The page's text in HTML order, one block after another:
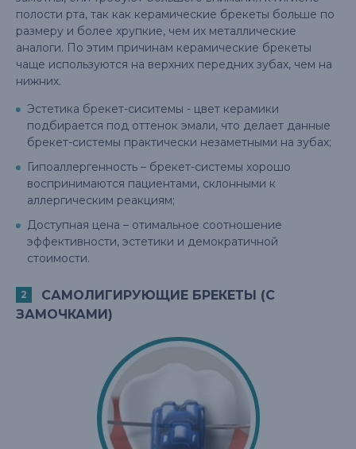
полости рта, так как керамические брекеты больше по
размеру и более хрупкие, чем их металлические
аналоги. По этим причинам керамические брекеты
чаще используются на верхних передних зубах, чем на
нижних.
Эстетика брекет-сиситемы - цвет керамики
подбирается под оттенок эмали, что делает данные
брекет-системы практически незаметными на зубах;
Гипоаллергенность – брекет-системы хорошо
воспринимаются пациентами, склонными к
аллергическим реакциям;
Доступная цена – отимальное соотношение
эффективности, эстетики и демократичной
стоимости.
САМОЛИГИРУЮЩИЕ БРЕКЕТЫ (С
ЗАМОЧКАМИ)